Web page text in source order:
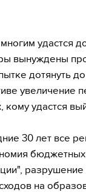
удастся
вынуждены
дотянуть
увеличение
кому удастся
30 лет все
бюджетных
разрушение
на